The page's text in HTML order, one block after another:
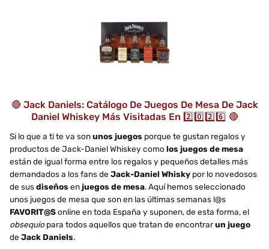
🔴 Jack Daniels: Catálogo De Juegos De Mesa De Jack
Daniel Whiskey Más Visitadas En 2️⃣0️⃣2️⃣6️⃣ 🔴
Si lo que a ti te va sonunos juegos porque te gustan regalos y
productos de Jack-Daniel Whiskey comolos juegos de mesa
están de igual forma entre los regalos y pequeños detalles más
demandados a los fans de Jack-Daniel Whisky por lo novedosos
de susdiseños en juegos de mesa. Aquí hemos seleccionado
unos juegos de mesa que son en las últimas semanas l@s
FAVORIT@Sonline en toda España y suponen, de esta forma, el
obsequiopara todos aquellos que tratan de encontrarun juego
de Jack Daniels.